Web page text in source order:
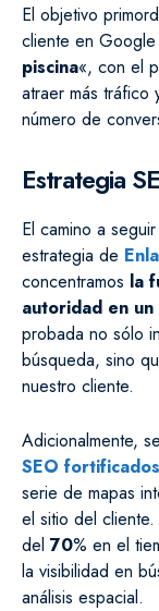
El objetivo
cliente en
piscina«, con el
atraer más tráfico
número de
Estrategia
El camino a
estrategia de
concentramos la
autoridad en
probada no sólo
búsqueda, sino
nuestro cliente.
Adicionalmente,
SEO fortificados
serie de mapas
el sitio del
del 70% en el
la visibilidad en
análisis espacial.